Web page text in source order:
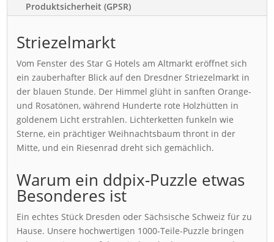
Produktsicherheit (GPSR)
Striezelmarkt
Vom Fenster des Star G Hotels am Altmarkt eröffnet sich
ein zauberhafter Blick auf den Dresdner Striezelmarkt in
der blauen Stunde. Der Himmel glüht in sanften Orange-
und Rosatönen, während Hunderte rote Holzhütten in
goldenem Licht erstrahlen. Lichterketten funkeln wie
Sterne, ein prächtiger Weihnachtsbaum thront in der
Mitte, und ein Riesenrad dreht sich gemächlich.
Warum ein ddpix-Puzzle etwas
Besonderes ist
Ein echtes Stück Dresden oder Sächsische Schweiz für zu
Hause. Unsere hochwertigen 1000-Teile-Puzzle bringen